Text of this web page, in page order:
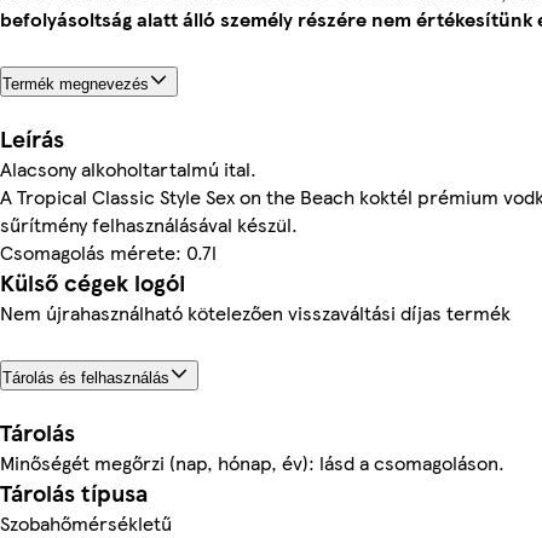
befolyásoltság alatt álló személy részére nem értékesítünk
Termék megnevezés
Leírás
Alacsony alkoholtartalmú ital.
A Tropical Classic Style Sex on the Beach koktél prémium
sűrítmény felhasználásával készül.
Csomagolás mérete: 0.7l
Külső cégek logói
Nem újrahasználható kötelezően visszaváltási díjas termék
Tárolás és felhasználás
Tárolás
Minőségét megőrzi (nap, hónap, év): lásd a csomagoláson.
Tárolás típusa
Szobahőmérsékletű